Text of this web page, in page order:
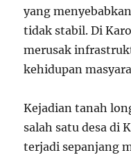
yang
tidak stabil. Di
merusak
kehidupan
Kejadian tanah
salah satu desa di
terjadi sepanjang